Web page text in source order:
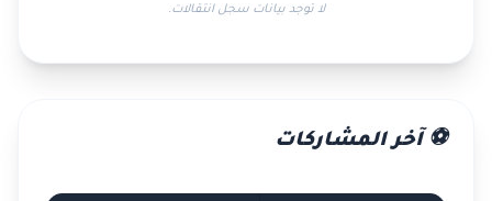
لا توجد بيانات سجل انتقالات.
⚽ آخر المشاركات